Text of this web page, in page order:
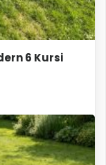
6 Kursi